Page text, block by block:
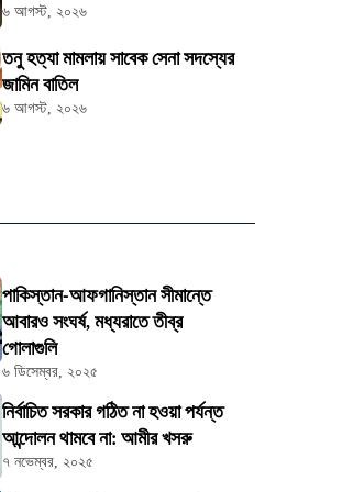
৬ আগস্ট, ২০২৬
তনু হত্যা মামলায় সাবেক সেনা সদস্যের
জামিন বাতিল
৬ আগস্ট, ২০২৬
পাকিস্তান-আফগানিস্তান সীমান্তে
আবারও সংঘর্ষ, মধ্যরাতে তীব্র
গোলাগুলি
৬ ডিসেম্বর, ২০২৫
নির্বাচিত সরকার গঠিত না হওয়া পর্যন্ত
আন্দোলন থামবে না: আমীর খসরু
৭ নভেম্বর, ২০২৫